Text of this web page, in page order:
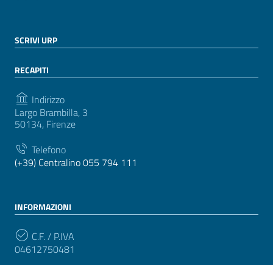
SCRIVI URP
RECAPITI
Indirizzo
Largo Brambilla, 3
50134, Firenze
Telefono
(+39) Centralino 055 794 111
INFORMAZIONI
C.F. / P.IVA
04612750481